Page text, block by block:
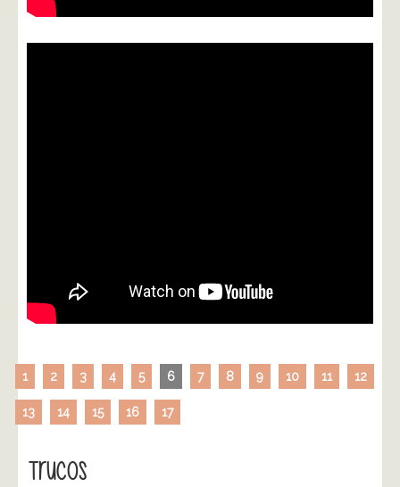
1 2 3 4 5 6 7 8 9 10 11 12
13 14 15 16 17
Trucos